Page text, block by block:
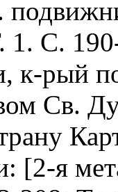
С.
к-рый
Св.
[2-я